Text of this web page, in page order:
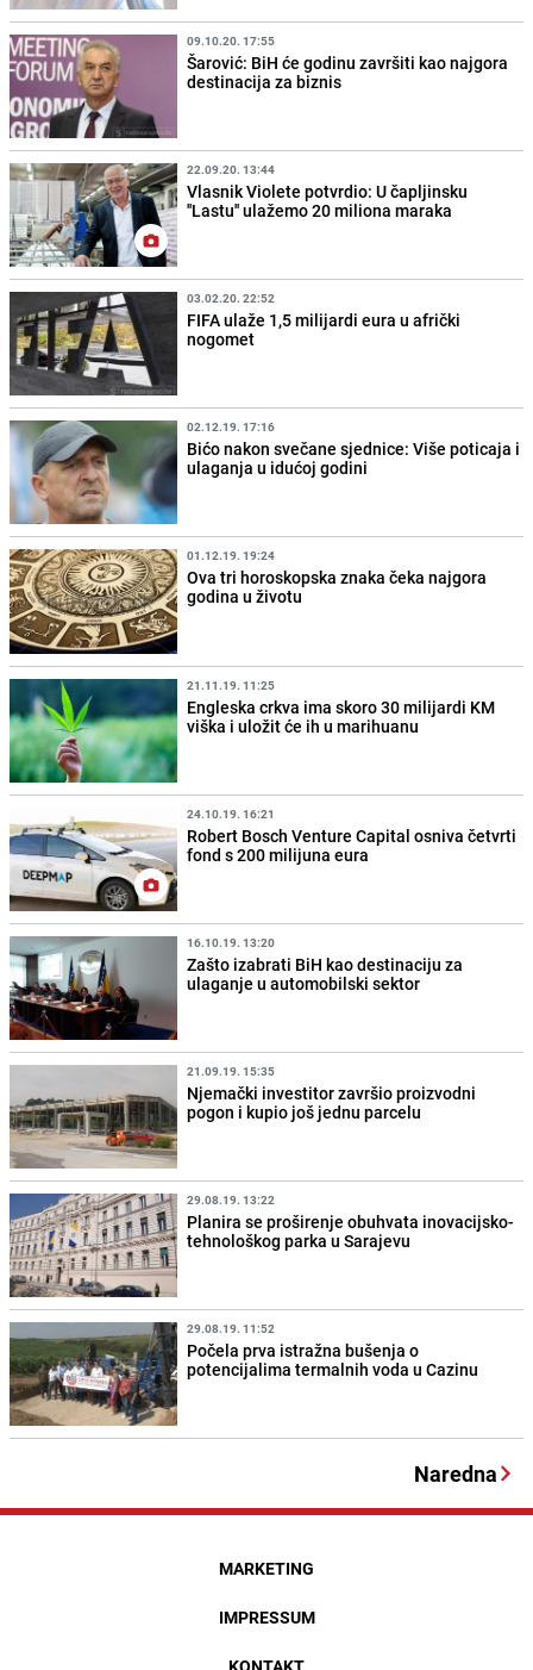
09.10.20. 17:55
Šarović: BiH će godinu završiti kao najgora
destinacija za biznis
22.09.20. 13:44
Vlasnik Violete potvrdio: U čapljinsku
''Lastu'' ulažemo 20 miliona maraka
03.02.20. 22:52
FIFA ulaže 1,5 milijardi eura u afrički
nogomet
02.12.19. 17:16
Bićo nakon svečane sjednice: Više poticaja i
ulaganja u idućoj godini
01.12.19. 19:24
Ova tri horoskopska znaka čeka najgora
godina u životu
21.11.19. 11:25
Engleska crkva ima skoro 30 milijardi KM
viška i uložit će ih u marihuanu
24.10.19. 16:21
Robert Bosch Venture Capital osniva četvrti
fond s 200 milijuna eura
16.10.19. 13:20
Zašto izabrati BiH kao destinaciju za
ulaganje u automobilski sektor
21.09.19. 15:35
Njemački investitor završio proizvodni
pogon i kupio još jednu parcelu
29.08.19. 13:22
Planira se proširenje obuhvata inovacijsko-
tehnološkog parka u Sarajevu
29.08.19. 11:52
Počela prva istražna bušenja o
potencijalima termalnih voda u Cazinu
Naredna
MARKETING
IMPRESSUM